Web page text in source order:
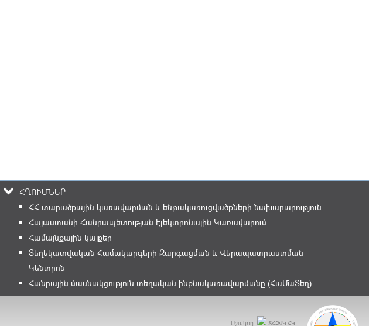
ՀՂՈՒՄՆԵՐ
ՀՀ տարածքային կառավարման և ենթակառուցվածքների նախարարություն
Հայաստանի Հանրապետության Էլեկտրոնային Կառավարում
Համայնքային կայքեր
Տեղեկատվական Համակարգերի Զարգացման և Վերապատրաստման
Կենտրոն
Հանրային մասնակցություն տեղական ինքնակառավարմանը (ՀաՄաՏեղ)
Մշակող ՏՀԶՎԿ ՀԿ